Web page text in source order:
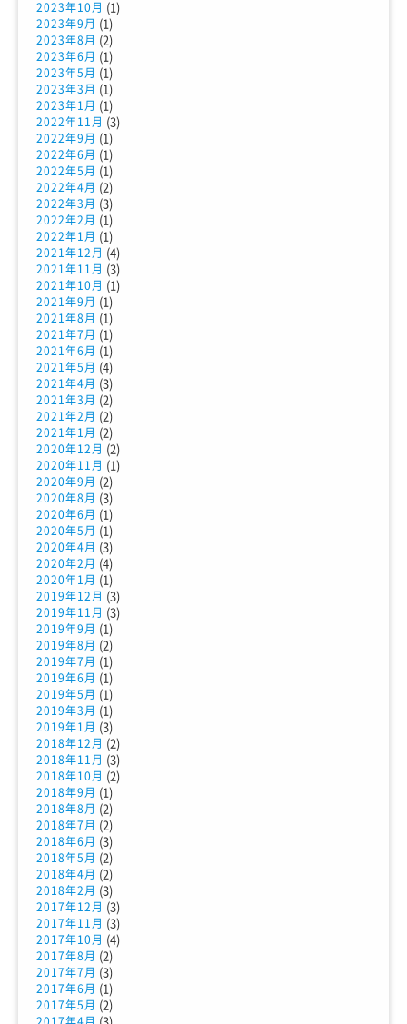
2023年10月 (1)
2023年9月 (1)
2023年8月 (2)
2023年6月 (1)
2023年5月 (1)
2023年3月 (1)
2023年1月 (1)
2022年11月 (3)
2022年9月 (1)
2022年6月 (1)
2022年5月 (1)
2022年4月 (2)
2022年3月 (3)
2022年2月 (1)
2022年1月 (1)
2021年12月 (4)
2021年11月 (3)
2021年10月 (1)
2021年9月 (1)
2021年8月 (1)
2021年7月 (1)
2021年6月 (1)
2021年5月 (4)
2021年4月 (3)
2021年3月 (2)
2021年2月 (2)
2021年1月 (2)
2020年12月 (2)
2020年11月 (1)
2020年9月 (2)
2020年8月 (3)
2020年6月 (1)
2020年5月 (1)
2020年4月 (3)
2020年2月 (4)
2020年1月 (1)
2019年12月 (3)
2019年11月 (3)
2019年9月 (1)
2019年8月 (2)
2019年7月 (1)
2019年6月 (1)
2019年5月 (1)
2019年3月 (1)
2019年1月 (3)
2018年12月 (2)
2018年11月 (3)
2018年10月 (2)
2018年9月 (1)
2018年8月 (2)
2018年7月 (2)
2018年6月 (3)
2018年5月 (2)
2018年4月 (2)
2018年2月 (3)
2017年12月 (3)
2017年11月 (3)
2017年10月 (4)
2017年8月 (2)
2017年7月 (3)
2017年6月 (1)
2017年5月 (2)